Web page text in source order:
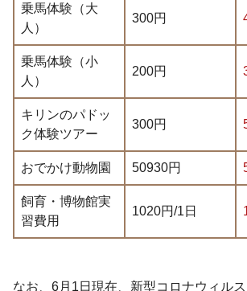
乗馬体験（大
人）
300円
乗馬体験（小
人）
200円
キリンのパドッ
ク体験ツアー
300円
おでかけ動物園 50930円
飼育・博物館実
習費用
1020円/1日
なお、6月1日現在、新型コロナウィル